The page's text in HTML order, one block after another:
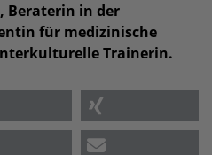
Beraterin in der
für medizinische
Trainerin.